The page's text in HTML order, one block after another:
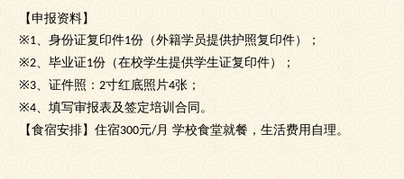
【申报资料】
※1、身份证复印件1份（外籍学员提供护照复印件）；
※2、毕业证1份（在校学生提供学生证复印件）；
※3、证件照： 2寸红底照片4张；
※4、填写审报表及签定培训合同。
【食宿安排】住宿300元/月 学校食堂就餐，生活费用自理。